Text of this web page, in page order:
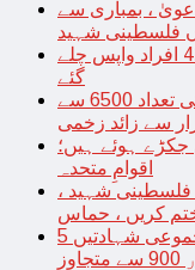
، بمباری سے
فلسطینی شہید
افغان شہریوں کی وطن واپسی،مزید 4239 افراد واپس چلے
گئے
اسرائیلی بمباری سے شہید فلسطینیوں کی تعداد 6500 سے
میں جکڑے ہوئے ہیں؛
اقوامِ متحدہ
غزہ پر پھر بموں کی بارش ، مزید 704 فلسطینی شہید ،
کریں ، حماس
مغربی کنارے پر بھی اسرائیلی بمباری؛ مجموعی شہادتیں 5